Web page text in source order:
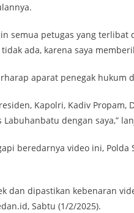
semua petugas yang
ada, karena saya
aparat penegak hukum
Kapolri, Kadiv
Labuhanbatu dengan saya,”
beredarnya video ini,
dan dipastikan kebenaran
Sabtu (1/2/2025).